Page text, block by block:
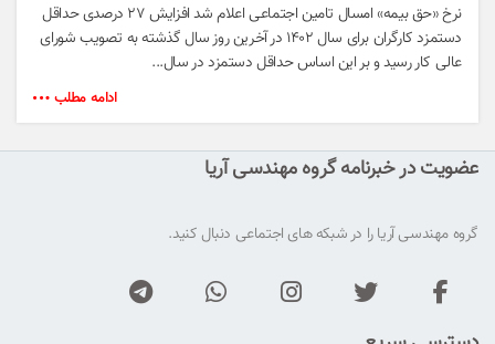
نرخ «حق بیمه» امسال تامین اجتماعی اعلام شد افزایش ۲۷ درصدی حداقل
دستمزد کارگران برای سال ۱۴۰۲ در آخرین روز سال گذشته به تصویب شورای
عالی کار رسید و بر این اساس حداقل دستمزد در سال...
ادامه مطلب
عضویت در خبرنامه گروه مهندسی آریا
گروه مهندسی آریا را در شبکه های اجتماعی دنبال کنید.